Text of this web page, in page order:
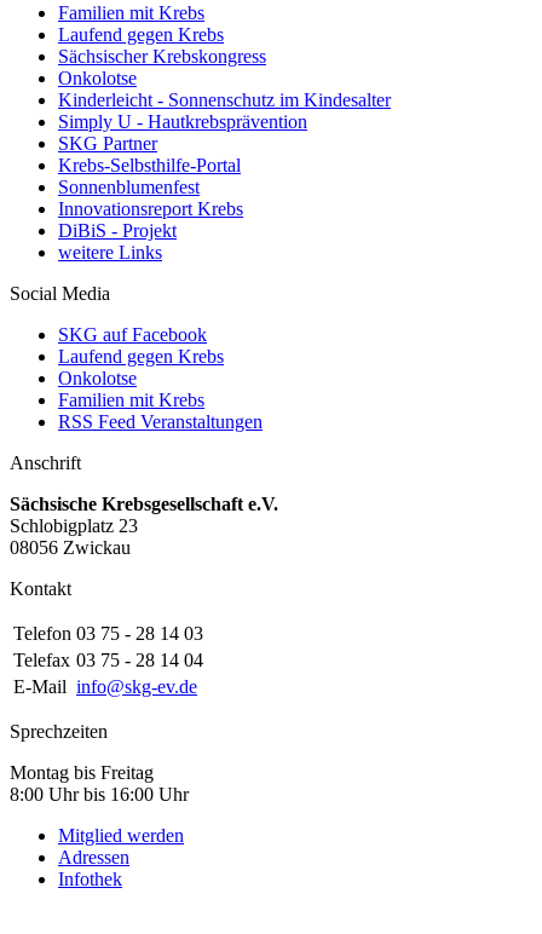
Familien mit Krebs
Laufend gegen Krebs
Sächsischer Krebskongress
Onkolotse
Kinderleicht - Sonnenschutz im Kindesalter
Simply U - Hautkrebsprävention
SKG Partner
Krebs-Selbsthilfe-Portal
Sonnenblumenfest
Innovationsreport Krebs
DiBiS - Projekt
weitere Links
Social Media
SKG auf Facebook
Laufend gegen Krebs
Onkolotse
Familien mit Krebs
RSS Feed Veranstaltungen
Anschrift
Sächsische Krebsgesellschaft e.V.
Schlobigplatz 23
08056 Zwickau
Kontakt
Telefon 03 75 - 28 14 03
Telefax 03 75 - 28 14 04
E-Mail info@skg-ev.de
Sprechzeiten
Montag bis Freitag
8:00 Uhr bis 16:00 Uhr
Mitglied werden
Adressen
Infothek